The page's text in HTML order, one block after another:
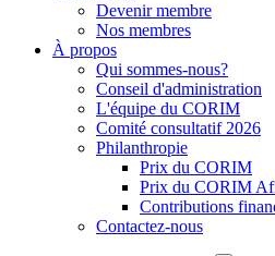
Devenir membre
Nos membres
À propos
Qui sommes-nous?
Conseil d'administration
L'équipe du CORIM
Comité consultatif 2026
Philanthropie
Prix du CORIM
Prix du CORIM
Contributions
Contactez-nous